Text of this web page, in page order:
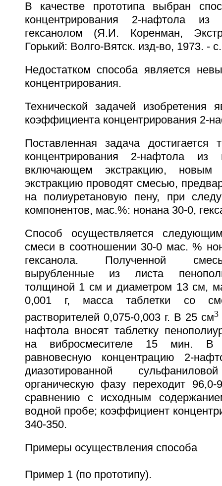
В качестве прототипа выбран
концентрирования 2-нафтола из
гексанолом (Я.И. Коренман,
Горький: Волго-Вятск. изд-во, 1973. -
Недостатком способа является
концентрирования.
Технической задачей изобретения
коэффициента концентрирования 2-
Поставленная задача
концентрирования 2-нафтола из
включающем экстракцию, новым
экстракцию проводят смесью,
на полиуретановую пену, при
компонентов, мас.%: нонана 30-0,
Способ осуществляется
смеси в соотношении 30-0 мас. %
гексанола. Полученной
вырубленные из листа
толщиной 1 см и диаметром 13 см,
0,001 г, масса таблетки со
растворителей 0,075-0,003 г. В 25 см3
нафтола вносят таблетку
на вибросмесителе 15 мин. В
равновесную концентрацию 2-
диазотированной
органическую фазу переходит
сравнению с исходным
водной пробе; коэффициент
340-350.
Примеры осуществления способа
Пример 1 (по прототипу).